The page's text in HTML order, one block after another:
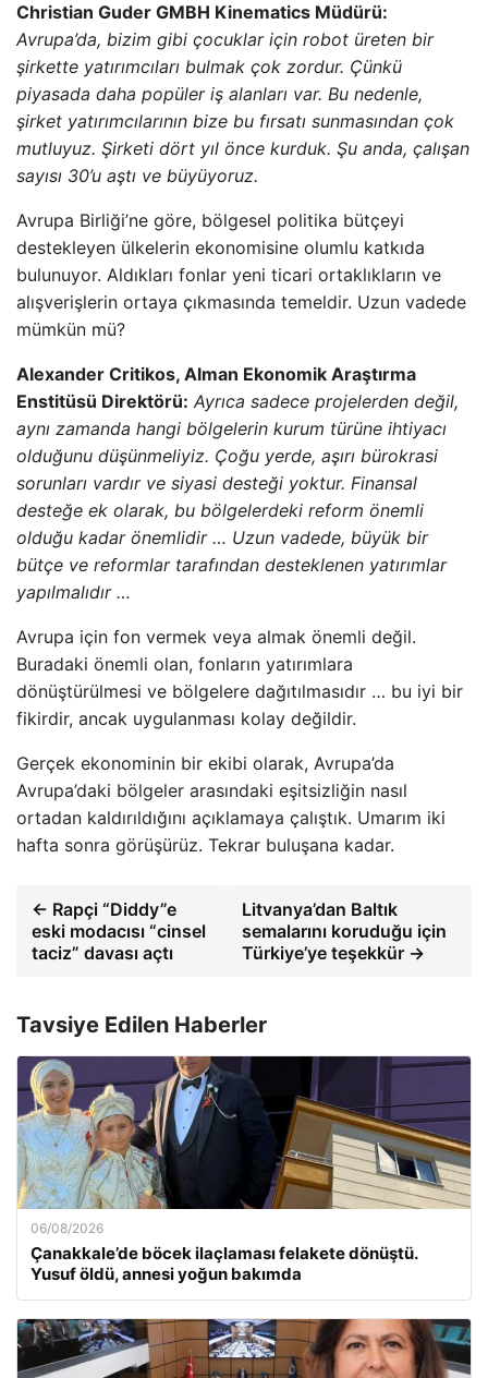
Christian Guder GMBH Kinematics Müdürü:
Avrupa’da, bizim gibi çocuklar için robot üreten bir
şirkette yatırımcıları bulmak çok zordur. Çünkü
piyasada daha popüler iş alanları var. Bu nedenle,
şirket yatırımcılarının bize bu fırsatı sunmasından çok
mutluyuz. Şirketi dört yıl önce kurduk. Şu anda, çalışan
sayısı 30’u aştı ve büyüyoruz.
Avrupa Birliği’ne göre, bölgesel politika bütçeyi
destekleyen ülkelerin ekonomisine olumlu katkıda
bulunuyor. Aldıkları fonlar yeni ticari ortaklıkların ve
alışverişlerin ortaya çıkmasında temeldir. Uzun vadede
mümkün mü?
Alexander Critikos, Alman Ekonomik Araştırma
Enstitüsü Direktörü: Ayrıca sadece projelerden değil,
aynı zamanda hangi bölgelerin kurum türüne ihtiyacı
olduğunu düşünmeliyiz. Çoğu yerde, aşırı bürokrasi
sorunları vardır ve siyasi desteği yoktur. Finansal
desteğe ek olarak, bu bölgelerdeki reform önemli
olduğu kadar önemlidir … Uzun vadede, büyük bir
bütçe ve reformlar tarafından desteklenen yatırımlar
yapılmalıdır …
Avrupa için fon vermek veya almak önemli değil.
Buradaki önemli olan, fonların yatırımlara
dönüştürülmesi ve bölgelere dağıtılmasıdır … bu iyi bir
fikirdir, ancak uygulanması kolay değildir.
Gerçek ekonominin bir ekibi olarak, Avrupa’da
Avrupa’daki bölgeler arasındaki eşitsizliğin nasıl
ortadan kaldırıldığını açıklamaya çalıştık. Umarım iki
hafta sonra görüşürüz. Tekrar buluşana kadar.
← Rapçi “Diddy”e
eski modacısı “cinsel
taciz” davası açtı
Litvanya’dan Baltık
semalarını koruduğu için
Türkiye’ye teşekkür →
Tavsiye Edilen Haberler
06/08/2026
Çanakkale’de böcek ilaçlaması felakete dönüştü.
Yusuf öldü, annesi yoğun bakımda